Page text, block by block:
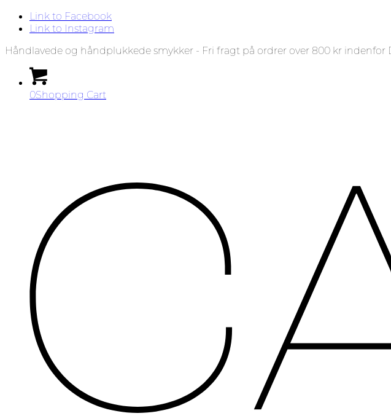
Link to Facebook
Link to Instagram
Håndlavede og håndplukkede smykker - Fri fragt på ordrer over 800 kr indenfor
0Shopping Cart